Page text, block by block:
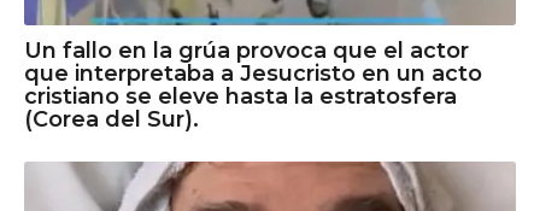
Un fallo en la grúa provoca que el actor
que interpretaba a Jesucristo en un acto
cristiano se eleve hasta la estratosfera
(Corea del Sur).